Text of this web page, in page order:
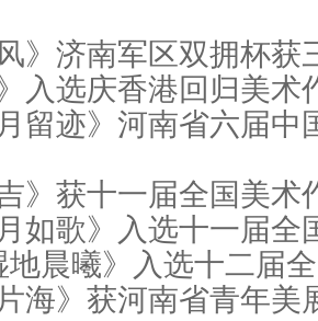
》济南军区双拥杯获
入选庆香港回归美术
留迹》河南省六届中
》获十一届全国美术
如歌》入选十一届全
地晨曦》入选十二届
海》获河南省青年美